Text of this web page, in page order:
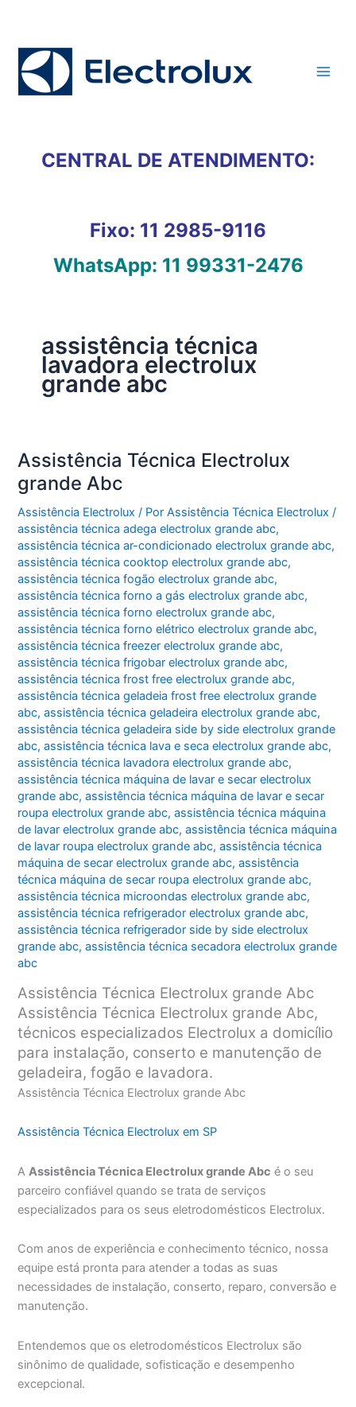
conteúdo
CENTRAL DE ATENDIMENTO:
Fixo: 11 2985-9116
WhatsApp: 11 99331-2476
assistência técnica
lavadora electrolux
grande abc
Assistência Técnica Electrolux
grande Abc
Assistência Electrolux / PorAssistência Técnica Electrolux/
assistência técnica adega electrolux grande abc,
assistência técnica ar-condicionado electrolux grande abc,
assistência técnica cooktop electrolux grande abc,
assistência técnica fogão electrolux grande abc,
assistência técnica forno a gás electrolux grande abc,
assistência técnica forno electrolux grande abc,
assistência técnica forno elétrico electrolux grande abc,
assistência técnica freezer electrolux grande abc,
assistência técnica frigobar electrolux grande abc,
assistência técnica frost free electrolux grande abc,
assistência técnica geladeia frost free electrolux grande
abc,assistência técnica geladeira electrolux grande abc,
assistência técnica geladeira side by side electrolux grande
abc,assistência técnica lava e seca electrolux grande abc,
assistência técnica lavadora electrolux grande abc,
assistência técnica máquina de lavar e secar electrolux
grande abc,assistência técnica máquina de lavar e secar
roupa electrolux grande abc,assistência técnica máquina
de lavar electrolux grande abc,assistência técnica máquina
de lavar roupa electrolux grande abc,assistência técnica
máquina de secar electrolux grande abc,assistência
técnica máquina de secar roupa electrolux grande abc,
assistência técnica microondas electrolux grande abc,
assistência técnica refrigerador electrolux grande abc,
assistência técnica refrigerador side by side electrolux
grande abc,assistência técnica secadora electrolux grande
abc
Assistência Técnica Electrolux grande Abc
Assistência Técnica Electrolux grande Abc,
técnicos especializados Electrolux a domicílio
para instalação, conserto e manutenção de
geladeira, fogão e lavadora.
Assistência Técnica Electrolux grande Abc
Assistência Técnica Electrolux em SP
AAssistência Técnica Electrolux grande Abc é o seu
parceiro confiável quando se trata de serviços
especializados para os seus eletrodomésticos Electrolux.
Com anos de experiência e conhecimento técnico, nossa
equipe está pronta para atender a todas as suas
necessidades de instalação, conserto, reparo, conversão e
manutenção.
Entendemos que os eletrodomésticos Electrolux são
sinônimo de qualidade, sofisticação e desempenho
excepcional.